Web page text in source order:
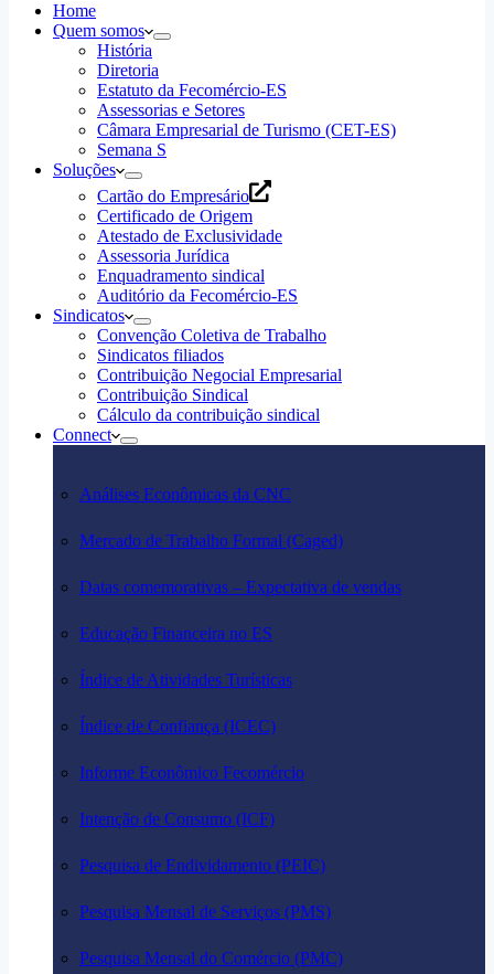
Home
Quem somos
História
Diretoria
Estatuto da Fecomércio-ES
Assessorias e Setores
Câmara Empresarial de Turismo (CET-ES)
Semana S
Soluções
Cartão do Empresário
Certificado de Origem
Atestado de Exclusividade
Assessoria Jurídica
Enquadramento sindical
Auditório da Fecomércio-ES
Sindicatos
Convenção Coletiva de Trabalho
Sindicatos filiados
Contribuição Negocial Empresarial
Contribuição Sindical
Cálculo da contribuição sindical
Connect
Análises Econômicas da CNC
Mercado de Trabalho Formal (Caged)
Datas comemorativas – Expectativa de vendas
Educação Financeira no ES
Índice de Atividades Turísticas
Índice de Confiança (ICEC)
Informe Econômico Fecomércio
Intenção de Consumo (ICF)
Pesquisa de Endividamento (PEIC)
Pesquisa Mensal de Serviços (PMS)
Pesquisa Mensal do Comércio (PMC)